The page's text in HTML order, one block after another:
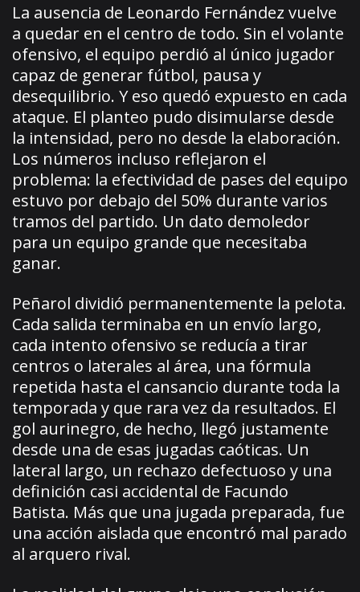
La ausencia de Leonardo Fernández vuelve
a quedar en el centro de todo. Sin el volante
ofensivo, el equipo perdió al único jugador
capaz de generar fútbol, pausa y
desequilibrio. Y eso quedó expuesto en cada
ataque. El planteo pudo disimularse desde
la intensidad, pero no desde la elaboración.
Los números incluso reflejaron el
problema: la efectividad de pases del equipo
estuvo por debajo del 50% durante varios
tramos del partido. Un dato demoledor
para un equipo grande que necesitaba
ganar.
Peñarol dividió permanentemente la pelota.
Cada salida terminaba en un envío largo,
cada intento ofensivo se reducía a tirar
centros o laterales al área, una fórmula
repetida hasta el cansancio durante toda la
temporada y que rara vez da resultados. El
gol aurinegro, de hecho, llegó justamente
desde una de esas jugadas caóticas. Un
lateral largo, un rechazo defectuoso y una
definición casi accidental de Facundo
Batista. Más que una jugada preparada, fue
una acción aislada que encontró mal parado
al arquero rival.